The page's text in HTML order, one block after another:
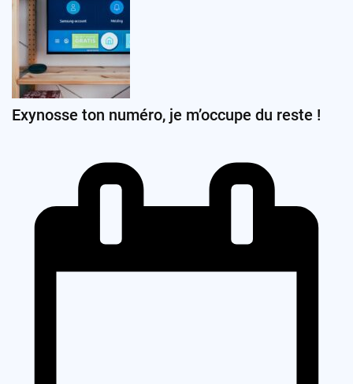
Exynosse ton numéro, je m’occupe du reste !